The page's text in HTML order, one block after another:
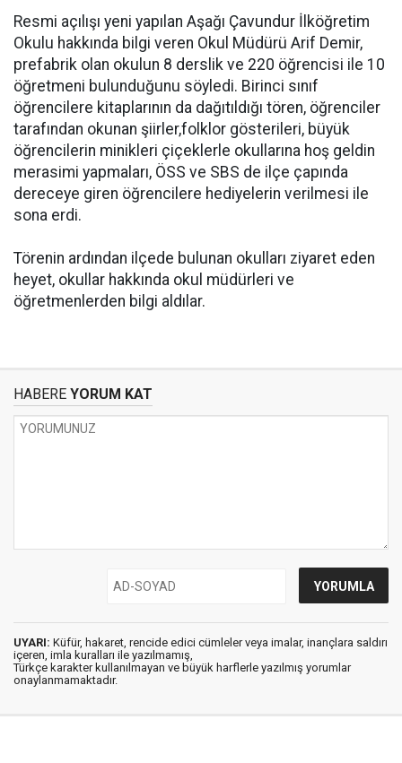
Resmi açılışı yeni yapılan Aşağı Çavundur İlköğretim
Okulu hakkında bilgi veren Okul Müdürü Arif Demir,
prefabrik olan okulun 8 derslik ve 220 öğrencisi ile 10
öğretmeni bulunduğunu söyledi. Birinci sınıf
öğrencilere kitaplarının da dağıtıldığı tören, öğrenciler
tarafından okunan şiirler,folklor gösterileri, büyük
öğrencilerin minikleri çiçeklerle okullarına hoş geldin
merasimi yapmaları, ÖSS ve SBS de ilçe çapında
dereceye giren öğrencilere hediyelerin verilmesi ile
sona erdi.
Törenin ardından ilçede bulunan okulları ziyaret eden
heyet, okullar hakkında okul müdürleri ve
öğretmenlerden bilgi aldılar.
HABERE YORUM KAT
UYARI: Küfür, hakaret, rencide edici cümleler veya imalar, inançlara saldırı
içeren, imla kuralları ile yazılmamış,
Türkçe karakter kullanılmayan ve büyük harflerle yazılmış yorumlar
onaylanmamaktadır.